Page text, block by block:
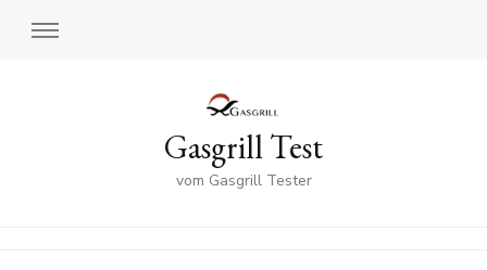
Gasgrill Test
vom Gasgrill Tester